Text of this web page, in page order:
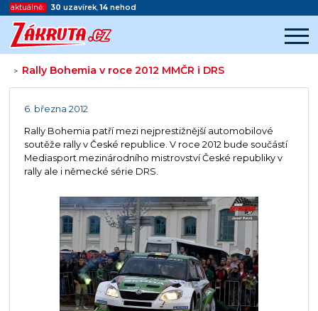
aktuálně: 30 uzavírek,14 nehod
> Rally Bohemia v roce 2012 MMČR i DRS
Začátek reklamy
6. března 2012
Rally Bohemia patří mezi nejprestižnější automobilové
soutěže rally v České republice. V roce 2012 bude součástí
Mediasport mezinárodního mistrovství České republiky v
rally ale i německé série DRS.